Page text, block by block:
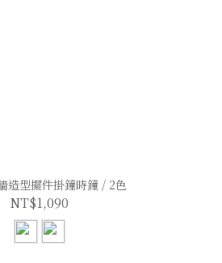
造型擺件掛鐘時鐘 / 2色
NT$1,090